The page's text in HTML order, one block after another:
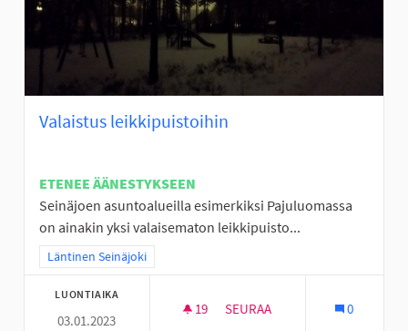
Valaistus leikkipuistoihin
ETENEE ÄÄNESTYKSEEN
Seinäjoen asuntoalueilla esimerkiksi Pajuluomassa
on ainakin yksi valaisematon leikkipuisto...
Rajaa tulokset teeman mukaan: Läntinen Seinäjoki
Läntinen Seinäjoki
LUONTIAIKA
03.01.2023
19 19 SEURAAJAA
SEURAA 0